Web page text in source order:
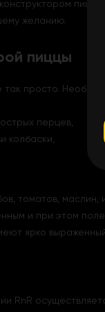
желанию.
пиццы
так просто.
перцев,
колбаски,
томатов,
и при этом
ярко выраженный
RnR